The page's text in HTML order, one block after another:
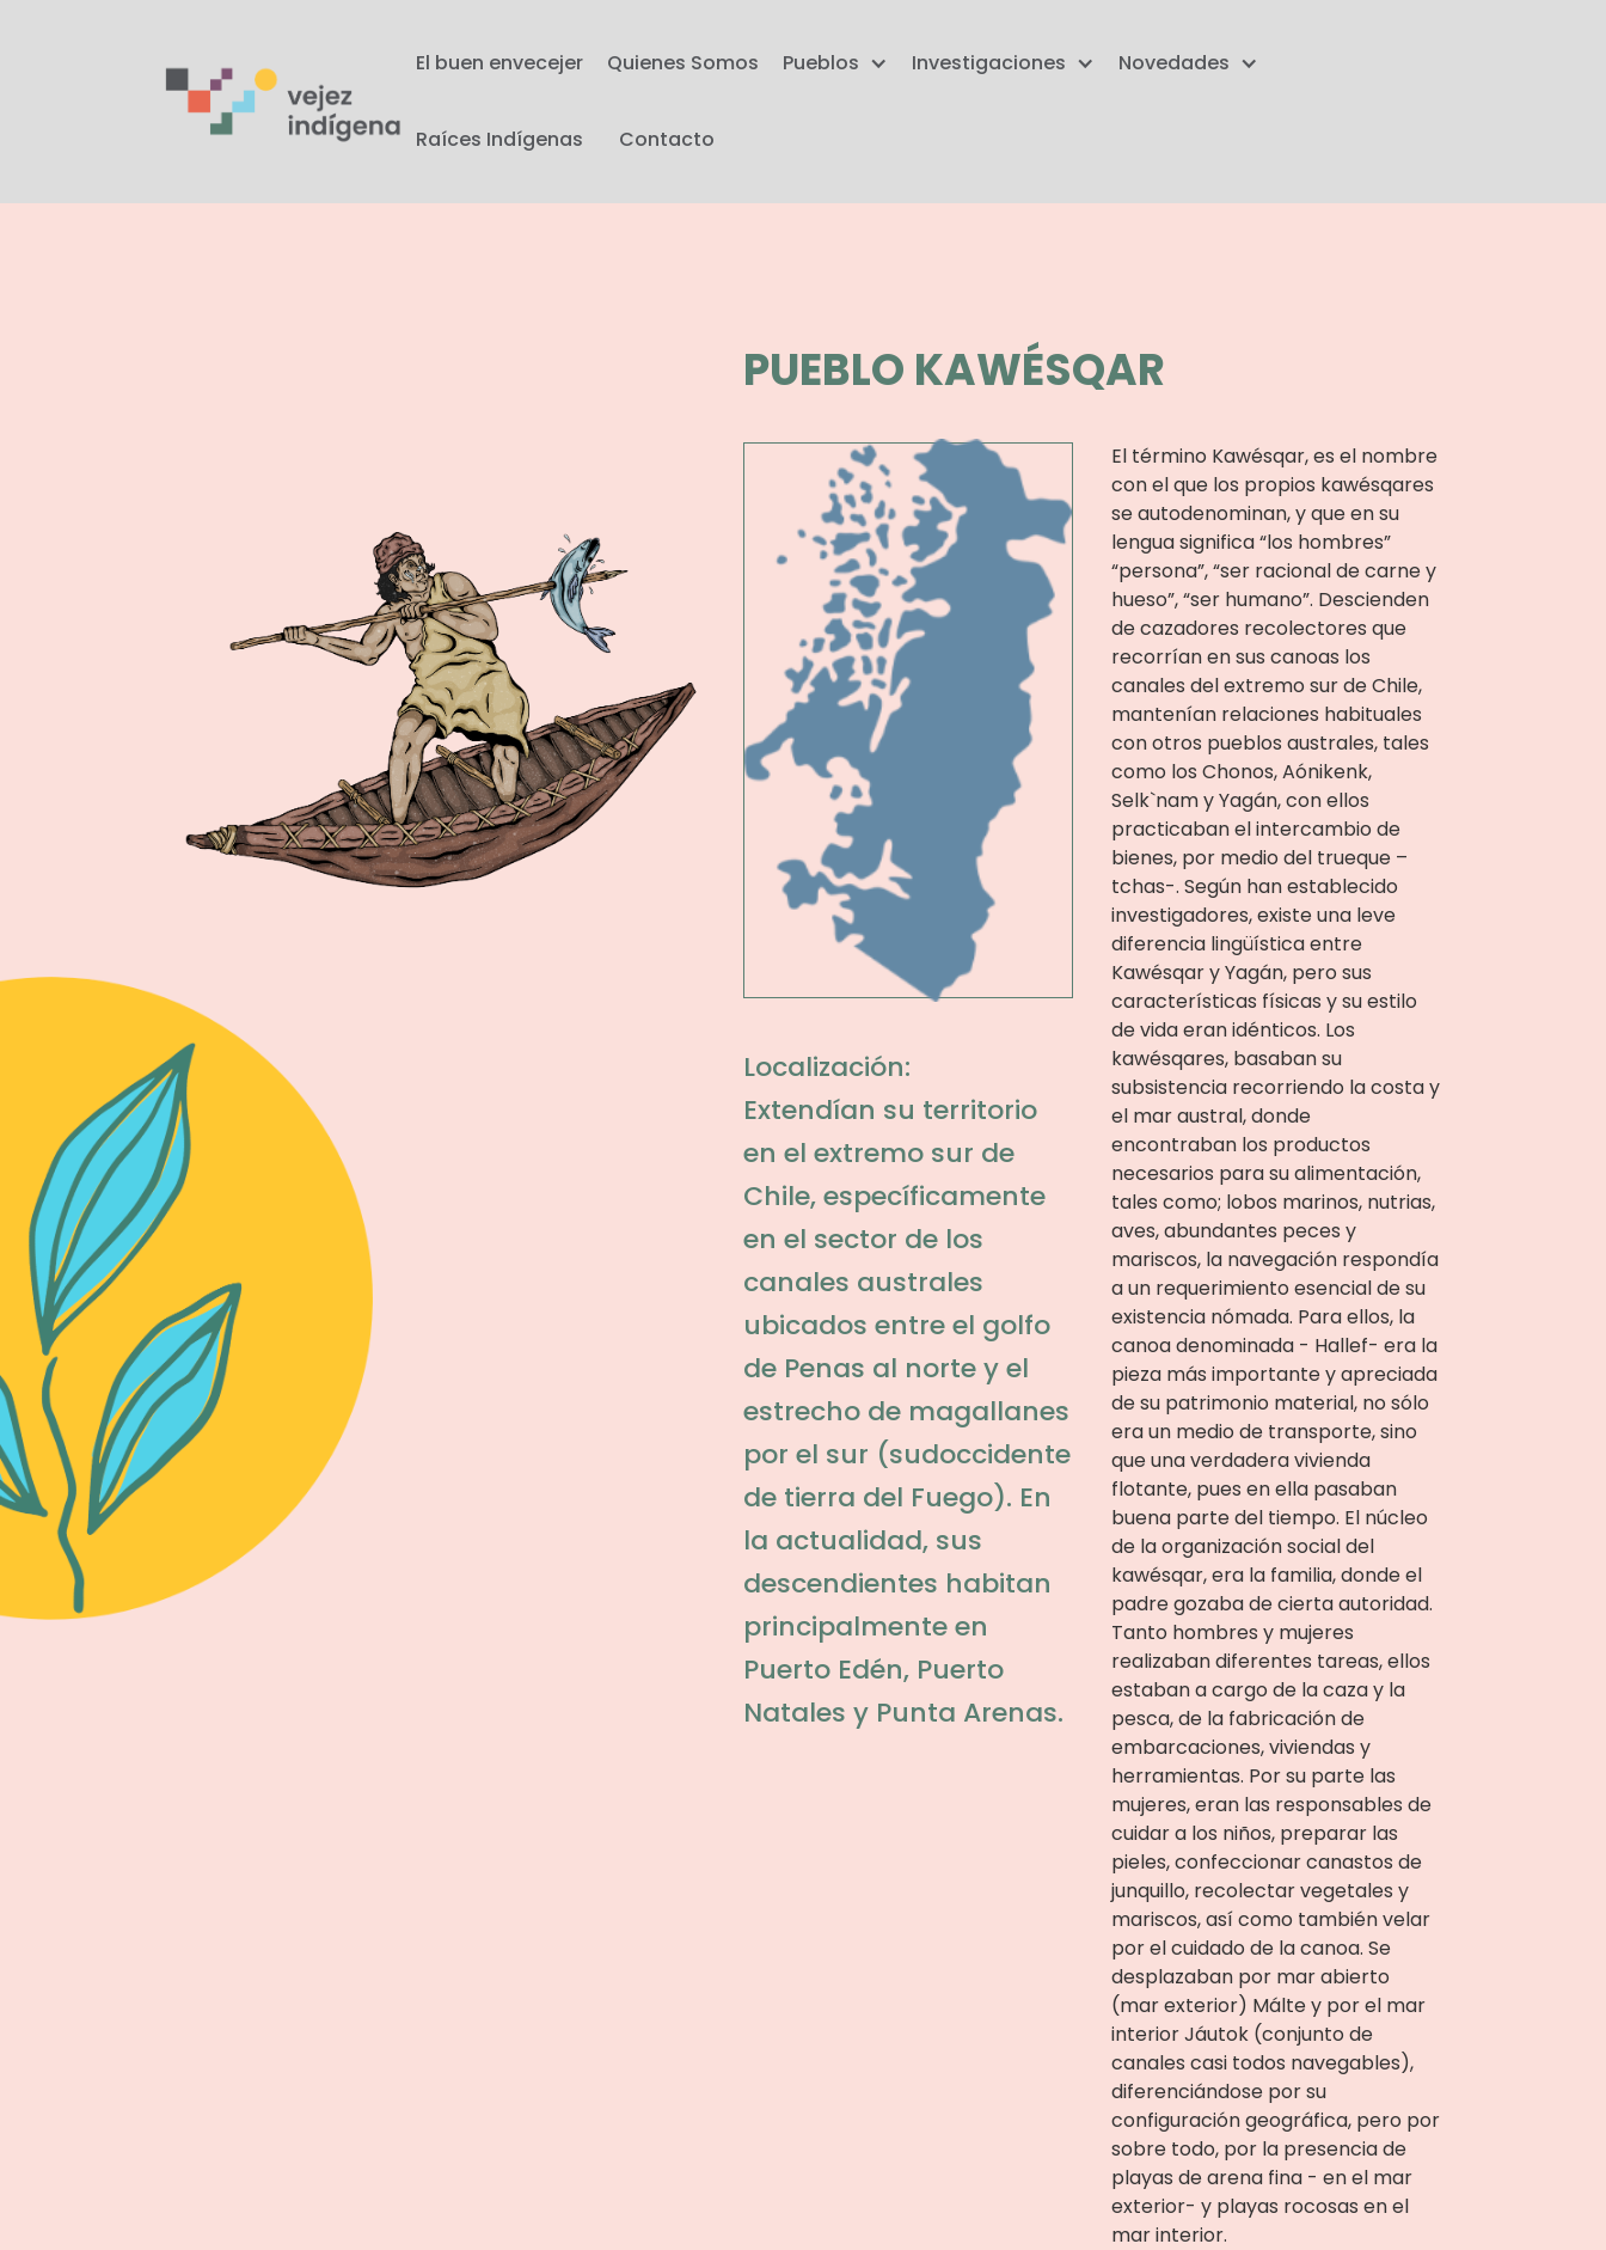
El buen envecejer Quienes Somos Pueblos Investigaciones Novedades
Raíces Indígenas Contacto
PUEBLO KAWÉSQAR
Localización:
Extendían su territorio
en el extremo sur de
Chile, específicamente
en el sector de los
canales australes
ubicados entre el golfo
de Penas al norte y el
estrecho de magallanes
por el sur (sudoccidente
de tierra del Fuego). En
la actualidad, sus
descendientes habitan
principalmente en
Puerto Edén, Puerto
Natales y Punta Arenas.
El término Kawésqar, es el nombre
con el que los propios kawésqares
se autodenominan, y que en su
lengua significa “los hombres”
“persona”, “ser racional de carne y
hueso”, “ser humano”. Descienden
de cazadores recolectores que
recorrían en sus canoas los
canales del extremo sur de Chile,
mantenían relaciones habituales
con otros pueblos australes, tales
como los Chonos, Aónikenk,
Selk`nam y Yagán, con ellos
practicaban el intercambio de
bienes, por medio del trueque –
tchas-. Según han establecido
investigadores, existe una leve
diferencia lingüística entre
Kawésqar y Yagán, pero sus
características físicas y su estilo
de vida eran idénticos. Los
kawésqares, basaban su
subsistencia recorriendo la costa y
el mar austral, donde
encontraban los productos
necesarios para su alimentación,
tales como; lobos marinos, nutrias,
aves, abundantes peces y
mariscos, la navegación respondía
a un requerimiento esencial de su
existencia nómada. Para ellos, la
canoa denominada - Hallef- era la
pieza más importante y apreciada
de su patrimonio material, no sólo
era un medio de transporte, sino
que una verdadera vivienda
flotante, pues en ella pasaban
buena parte del tiempo. El núcleo
de la organización social del
kawésqar, era la familia, donde el
padre gozaba de cierta autoridad.
Tanto hombres y mujeres
realizaban diferentes tareas, ellos
estaban a cargo de la caza y la
pesca, de la fabricación de
embarcaciones, viviendas y
herramientas. Por su parte las
mujeres, eran las responsables de
cuidar a los niños, preparar las
pieles, confeccionar canastos de
junquillo, recolectar vegetales y
mariscos, así como también velar
por el cuidado de la canoa. Se
desplazaban por mar abierto
(mar exterior) Málte y por el mar
interior Jáutok (conjunto de
canales casi todos navegables),
diferenciándose por su
configuración geográfica, pero por
sobre todo, por la presencia de
playas de arena fina - en el mar
exterior- y playas rocosas en el
mar interior.